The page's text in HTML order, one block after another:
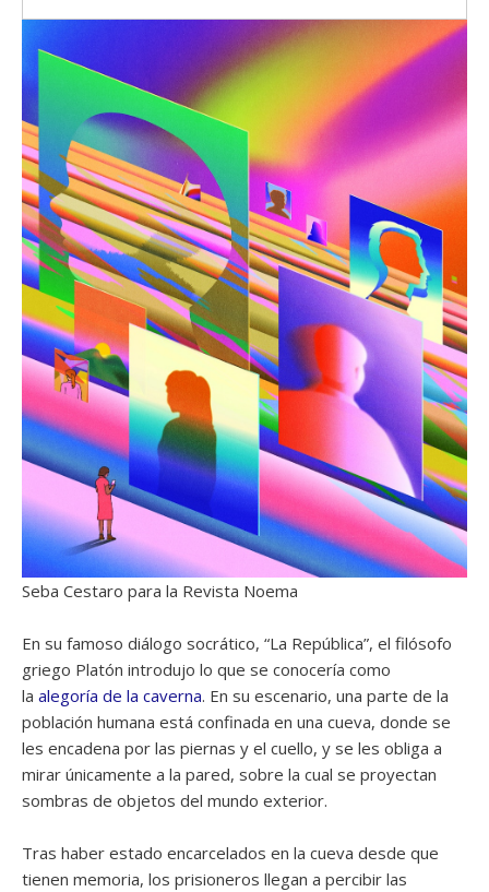
Seba Cestaro para la Revista Noema
En su famoso diálogo socrático, “La República”, el filósofo
griego Platón introdujo lo que se conocería como
la alegoría de la caverna. En su escenario, una parte de la
población humana está confinada en una cueva, donde se
les encadena por las piernas y el cuello, y se les obliga a
mirar únicamente a la pared, sobre la cual se proyectan
sombras de objetos del mundo exterior.
Tras haber estado encarcelados en la cueva desde que
tienen memoria, los prisioneros llegan a percibir las